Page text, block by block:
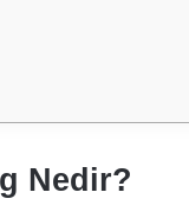
Nedir?